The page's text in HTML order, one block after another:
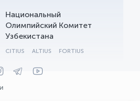
Национальный
Олимпийский Комитет
Узбекистана
CITIUS ALTIUS FORTIUS
yordamchi